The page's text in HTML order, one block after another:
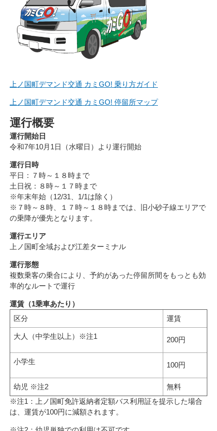
上ノ国町デマンド交通 カミGO! 乗り方ガイド
上ノ国町デマンド交通 カミGO! 停留所マップ
運行概要
運行開始日
令和7年10月1日（水曜日）より運行開始
運行日時
平日：７時～１８時まで
土日祝：８時～１７時まで
※年末年始（12/31、1/1は除く）
※７時～８時、１７時～１８時までは、旧小砂子線エリアで
の乗降が優先となります。
運行エリア
上ノ国町全域および江差ターミナル
運行形態
複数乗客の乗合により、予約があった停留所間をもっとも効
率的なルートで運行
運賃（1乗車あたり）
区分
運賃
大人（中学生以上）※注1 200円
小学生 100円
幼児 ※注2
無料
※注1：上ノ国町免許返納者定額バス利用証を提示した場合
は、運賃が100円に減額されます。